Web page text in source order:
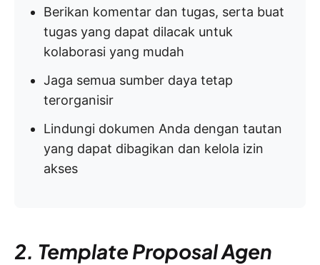
Berikan komentar dan tugas, serta buat
tugas yang dapat dilacak untuk
kolaborasi yang mudah
Jaga semua sumber daya tetap
terorganisir
Lindungi dokumen Anda dengan tautan
yang dapat dibagikan dan kelola izin
akses
2. Template Proposal Agen